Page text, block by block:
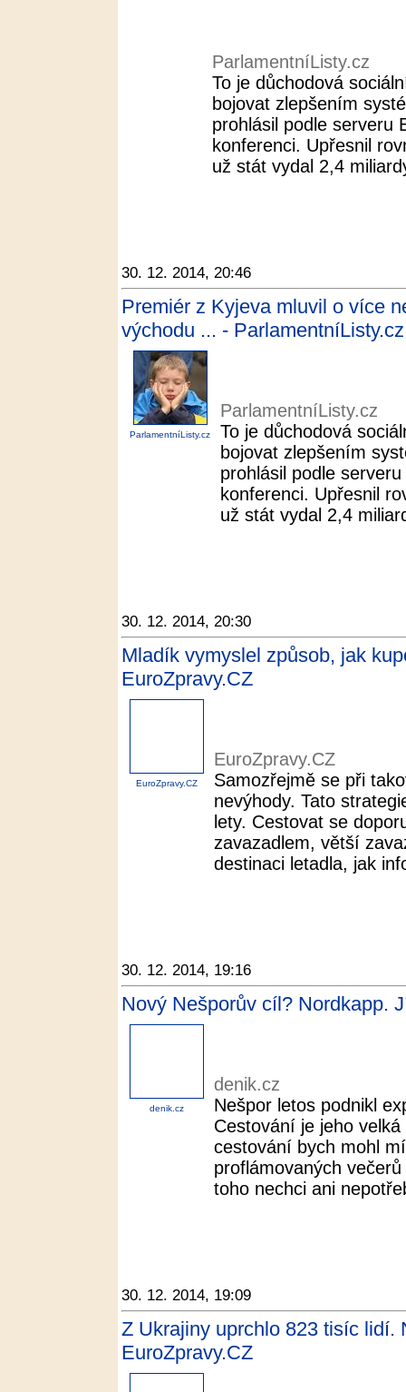
ParlamentníListy.cz
To je důchodová
bojovat zlepšením
prohlásil podle serveru
konferenci. Upřesnil
už stát vydal 2,4
30. 12. 2014, 20:46
Premiér z Kyjeva mluvil o více
východu ... - ParlamentníListy.cz
ParlamentníListy.cz
ParlamentníListy.cz
To je důchodová
bojovat zlepšením
prohlásil podle
konferenci. Upřesnil
už stát vydal 2,4
30. 12. 2014, 20:30
Mladík vymyslel způsob, jak
EuroZpravy.CZ
EuroZpravy.CZ
EuroZpravy.CZ
Samozřejmě se při
nevýhody. Tato
lety. Cestovat se
zavazadlem, větší
destinaci letadla, jak
30. 12. 2014, 19:16
Nový Nešporův cíl? Nordkapp.
denik.cz
denik.cz
Nešpor letos podnikl
Cestování je jeho
cestování bych mohl
proflámovaných
toho nechci ani
30. 12. 2014, 19:09
Z Ukrajiny uprchlo 823 tisíc lidí.
EuroZpravy.CZ